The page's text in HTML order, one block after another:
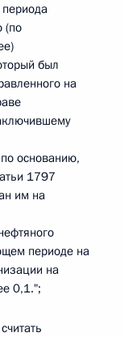
периода
(по
был
на
основанию,
1797
им на
периоде на
на
0,1.";